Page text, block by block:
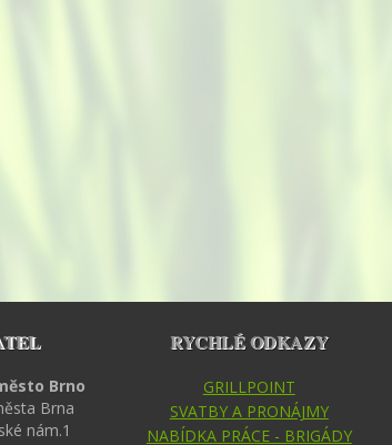
Brno
Brna
nám.1
RYCHLÉ ODKAZY
GRILLPOINT
SVATBY A PRONÁJMY
NABÍDKA PRÁCE - BRIGÁDY